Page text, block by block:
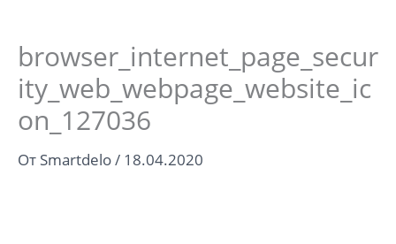
browser_internet_page_secur
ity_web_webpage_website_ic
on_127036
От Smartdelo/ 18.04.2020